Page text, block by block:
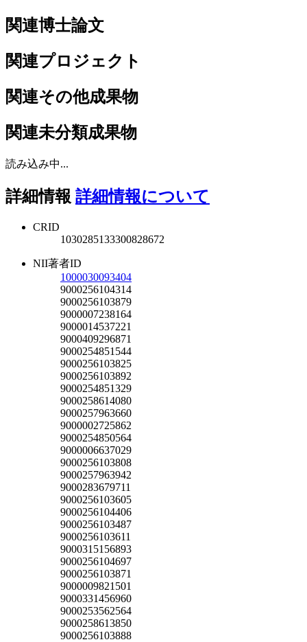
関連博士論文
関連プロジェクト
関連その他成果物
関連未分類成果物
読み込み中...
詳細情報 詳細情報について
CRID
1030285133300828672
NII著者ID
1000030093404
9000256104314
9000256103879
9000007238164
9000014537221
9000409296871
9000254851544
9000256103825
9000256103892
9000254851329
9000258614080
9000257963660
9000002725862
9000254850564
9000006637029
9000256103808
9000257963942
9000283679711
9000256103605
9000256104406
9000256103487
9000256103611
9000315156893
9000256104697
9000256103871
9000009821501
9000331456960
9000253562564
9000258613850
9000256103888